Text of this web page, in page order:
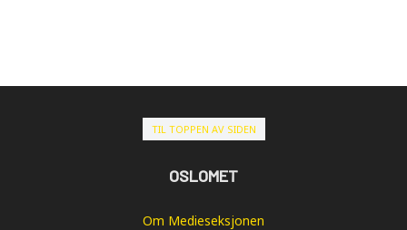
TIL TOPPEN AV SIDEN
OSLOMET
Om Medieseksjonen